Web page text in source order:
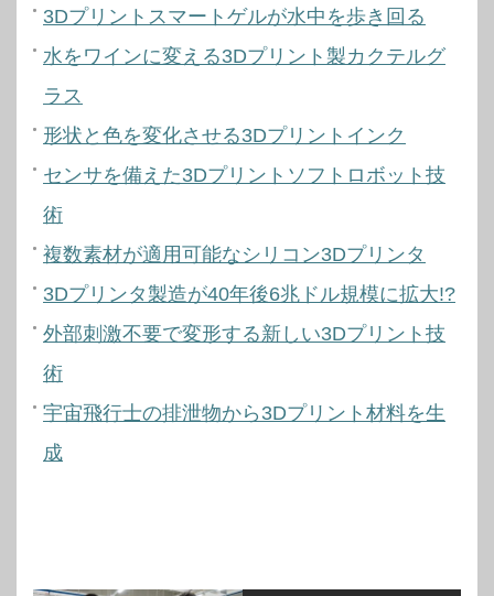
3Dプリントスマートゲルが水中を歩き回る
水をワインに変える3Dプリント製カクテルグ
ラス
形状と色を変化させる3Dプリントインク
センサを備えた3Dプリントソフトロボット技
術
複数素材が適用可能なシリコン3Dプリンタ
3Dプリンタ製造が40年後6兆ドル規模に拡大!?
外部刺激不要で変形する新しい3Dプリント技
術
宇宙飛行士の排泄物から3Dプリント材料を生
成